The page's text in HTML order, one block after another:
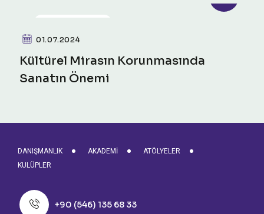
01.07.2024
Kültürel Mirasın Korunmasında
Sanatın Önemi
DANIŞMANLIK AKADEMI
ATÖLYELER
KULÜPLER
+90 (546) 135 68 33